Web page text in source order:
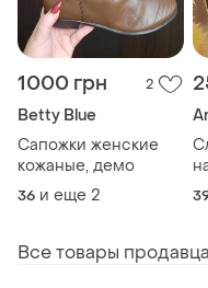
1000 грн 2
Betty Blue
Сапожки женские
кожаные, демо
36 и еще 2
Все товары продавца